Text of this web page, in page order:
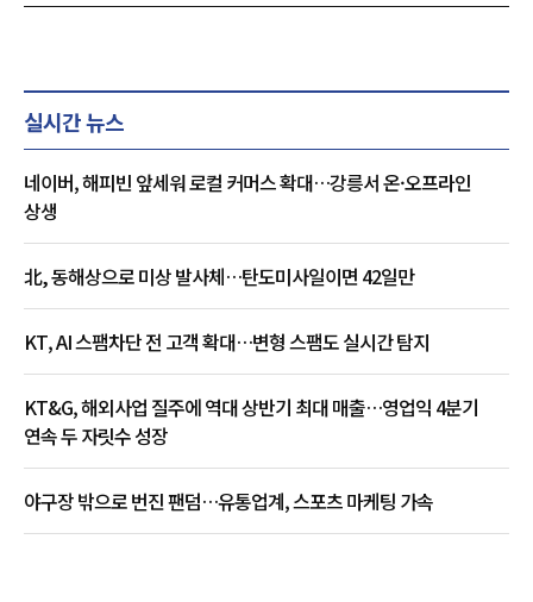
실시간 뉴스
네이버, 해피빈 앞세워 로컬 커머스 확대…강릉서 온·오프라인
상생
北, 동해상으로 미상 발사체…탄도미사일이면 42일만
KT, AI 스팸차단 전 고객 확대…변형 스팸도 실시간 탐지
KT&G, 해외사업 질주에 역대 상반기 최대 매출…영업익 4분기
연속 두 자릿수 성장
야구장 밖으로 번진 팬덤…유통업계, 스포츠 마케팅 가속